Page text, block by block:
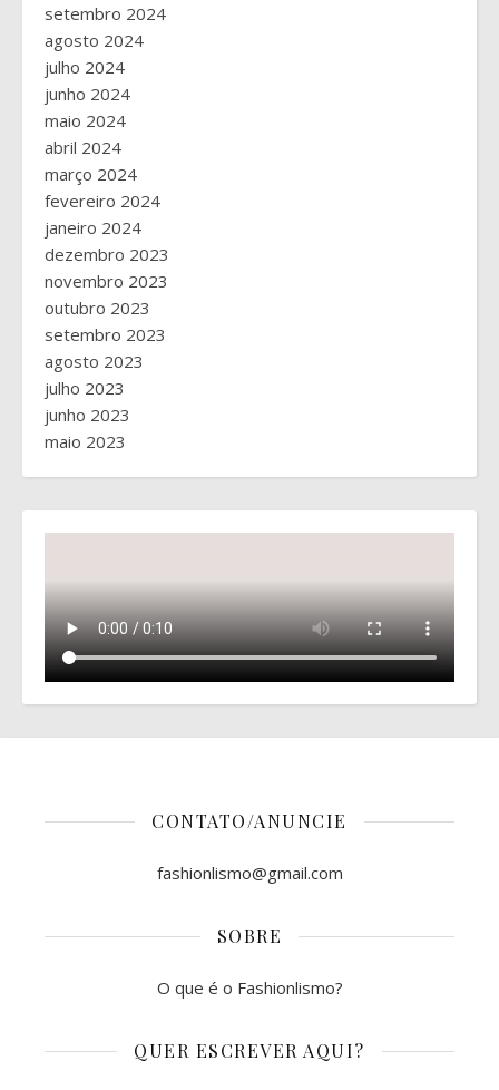
setembro 2024
agosto 2024
julho 2024
junho 2024
maio 2024
abril 2024
março 2024
fevereiro 2024
janeiro 2024
dezembro 2023
novembro 2023
outubro 2023
setembro 2023
agosto 2023
julho 2023
junho 2023
maio 2023
CONTATO/ANUNCIE
fashionlismo@gmail.com
SOBRE
O que é o Fashionlismo?
QUER ESCREVER AQUI?